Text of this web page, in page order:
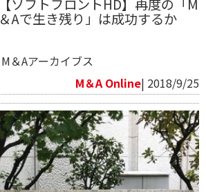
＆Aで生き残り」は成功するか
M＆Aアーカイブス
M＆A Online| 2018/9/25